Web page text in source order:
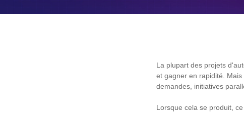
La plupart des projets
et gagner en rapidité.
demandes, initiatives
Lorsque cela se produit,